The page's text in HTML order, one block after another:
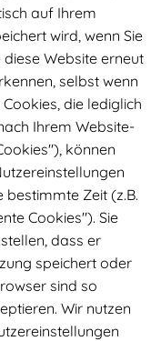
auf Ihrem
wird, wenn Sie
diese Website erneut
selbst wenn
die lediglich
Ihrem Website-
können
Zeit (z.B.
Cookies"). Sie
dass er
speichert oder
sind so
Wir nutzen